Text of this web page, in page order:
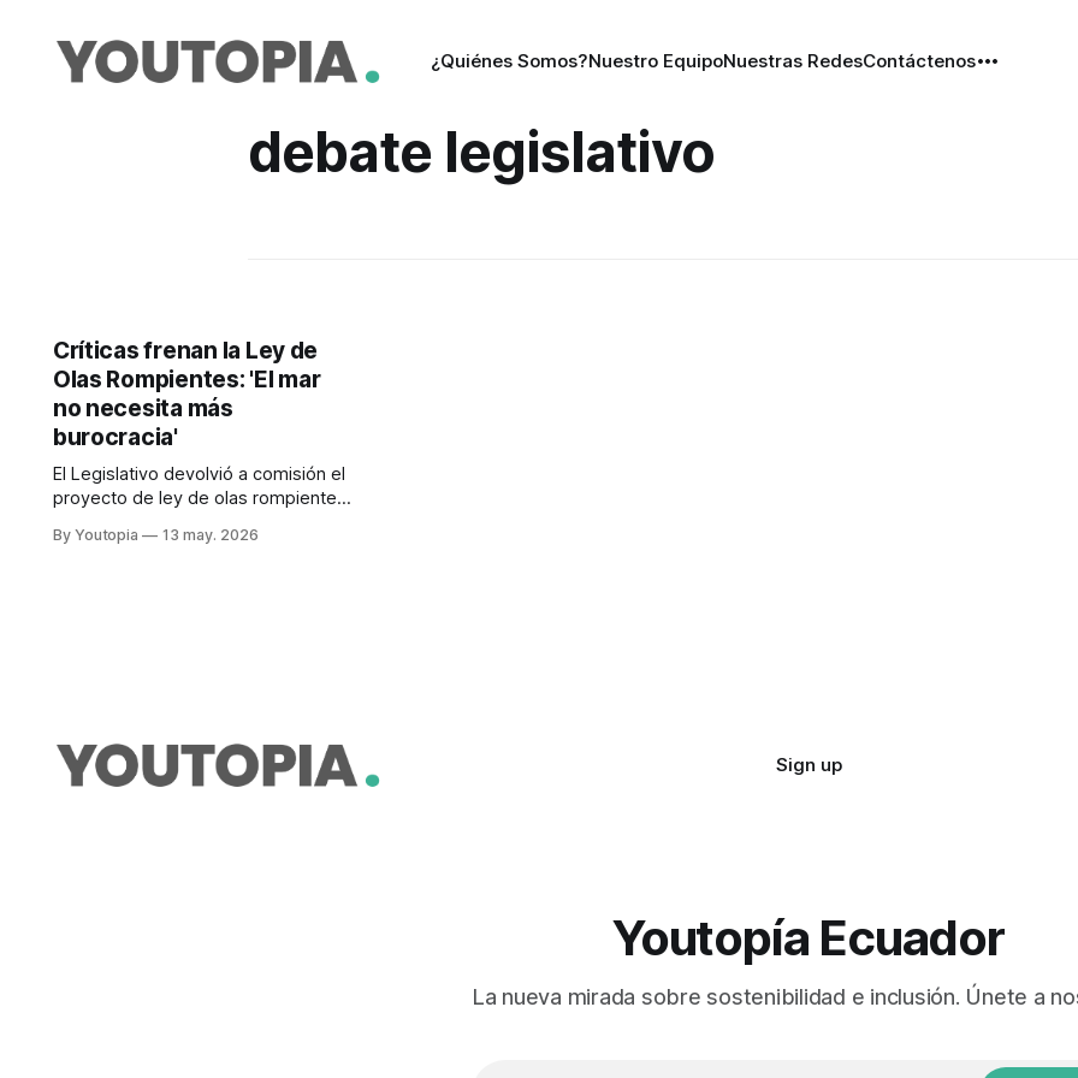
¿Quiénes Somos?Nuestro EquipoNuestras RedesContáctenos
debate legislativo
Críticas frenan la Ley de
Olas Rompientes: 'El mar
no necesita más
burocracia'
El Legislativo devolvió a comisión el
proyecto de ley de olas rompientes,
gobernanza marítima, protección
By Youtopia 13 may. 2026
Sign up
Youtopía Ecuador
La nueva mirada sobre sostenibilidad e inclusión. Únete a